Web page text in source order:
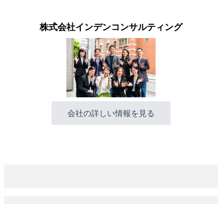
株式会社インデンコンサルティング
会社の詳しい情報を見る